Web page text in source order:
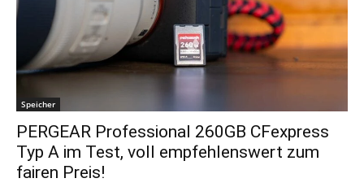
Speicher
PERGEAR Professional 260GB CFexpress
Typ A im Test, voll empfehlenswert zum
fairen Preis!